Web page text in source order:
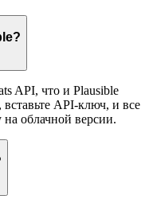
API, что и Plausible
API-ключ, и все
облачной версии.